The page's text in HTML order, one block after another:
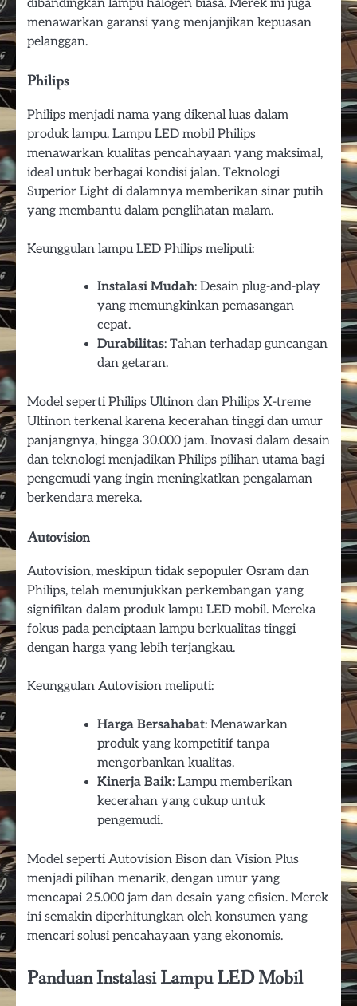
menawarkan garansi yang menjanjikan kepuasan
pelanggan.
Philips
Philips menjadi nama yang dikenal luas dalam
produk lampu. Lampu LED mobil Philips
menawarkan kualitas pencahayaan yang maksimal,
ideal untuk berbagai kondisi jalan. Teknologi
Superior Light di dalamnya memberikan sinar putih
yang membantu dalam penglihatan malam.
Keunggulan lampu LED Philips meliputi:
Instalasi Mudah: Desain plug-and-play
yang memungkinkan pemasangan
cepat.
Durabilitas: Tahan terhadap guncangan
dan getaran.
Model seperti Philips Ultinon dan Philips X-treme
Ultinon terkenal karena kecerahan tinggi dan umur
panjangnya, hingga 30.000 jam. Inovasi dalam desain
dan teknologi menjadikan Philips pilihan utama bagi
pengemudi yang ingin meningkatkan pengalaman
berkendara mereka.
Autovision
Autovision, meskipun tidak sepopuler Osram dan
Philips, telah menunjukkan perkembangan yang
signifikan dalam produk lampu LED mobil. Mereka
fokus pada penciptaan lampu berkualitas tinggi
dengan harga yang lebih terjangkau.
Keunggulan Autovision meliputi:
Harga Bersahabat: Menawarkan
produk yang kompetitif tanpa
mengorbankan kualitas.
Kinerja Baik: Lampu memberikan
kecerahan yang cukup untuk
pengemudi.
Model seperti Autovision Bison dan Vision Plus
menjadi pilihan menarik, dengan umur yang
mencapai 25.000 jam dan desain yang efisien. Merek
ini semakin diperhitungkan oleh konsumen yang
mencari solusi pencahayaan yang ekonomis.
Panduan Instalasi Lampu LED Mobil